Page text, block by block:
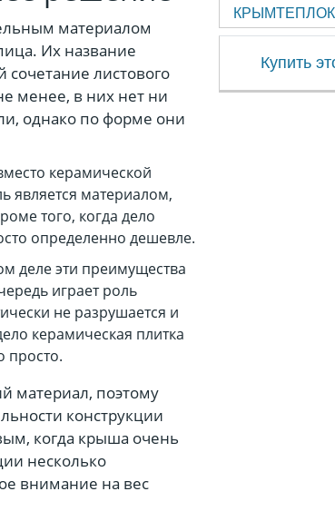
материалом
Их название
сочетание листового
менее, в них нет ни
однако по форме они
керамической
является материалом,
того, когда дело
определенно дешевле.
деле эти преимущества
играет роль
не разрушается и
керамическая плитка
просто.
материал, поэтому
конструкции
когда крыша очень
несколько
внимание на вес
Купить